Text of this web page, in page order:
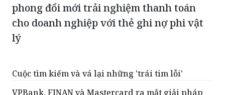
phong đổi mới trải nghiệm thanh toán
cho doanh nghiệp với thẻ ghi nợ phi vật
lý
Cuộc tìm kiếm và vá lại những 'trái tim lỗi'
VPBank, FINAN và Mastercard ra mắt giải pháp